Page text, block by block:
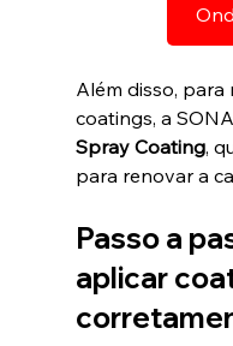
Além disso,
coatings, a
Spray Coating,
para renovar a
Passo a
aplicar